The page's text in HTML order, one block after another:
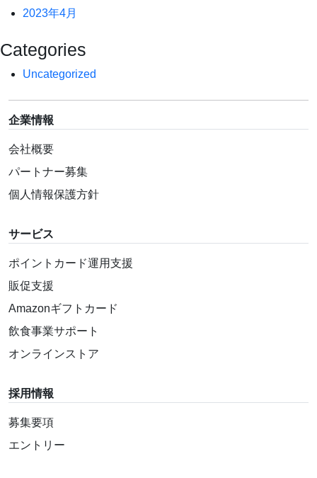
2023年4月
Categories
Uncategorized
企業情報
会社概要
パートナー募集
個人情報保護方針
サービス
ポイントカード運用支援
販促支援
Amazonギフトカード
飲食事業サポート
オンラインストア
採用情報
募集要項
エントリー